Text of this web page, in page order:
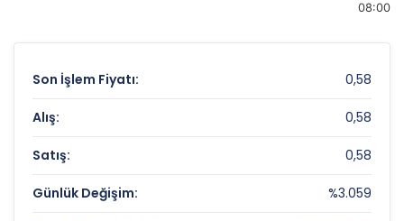
08:00
Son İşlem Fiyatı: 0,58
Alış: 0,58
Satış: 0,58
Günlük Değişim: %3.059